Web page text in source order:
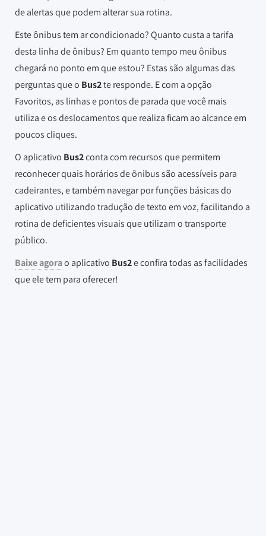
de alertas que podem alterar sua rotina.
Este ônibus tem ar condicionado? Quanto custa a tarifa
desta linha de ônibus? Em quanto tempo meu ônibus
chegará no ponto em que estou? Estas são algumas das
perguntas que o Bus2te responde. E com a opção
Favoritos, as linhas e pontos de parada que você mais
utiliza e os deslocamentos que realiza ficam ao alcance em
poucos cliques.
O aplicativo Bus2conta com recursos que permitem
reconhecer quais horários de ônibus são acessíveis para
cadeirantes, e também navegar por funções básicas do
aplicativo utilizando tradução de texto em voz, facilitando a
rotina de deficientes visuais que utilizam o transporte
público.
Baixe agorao aplicativo Bus2e confira todas as facilidades
que ele tem para oferecer!